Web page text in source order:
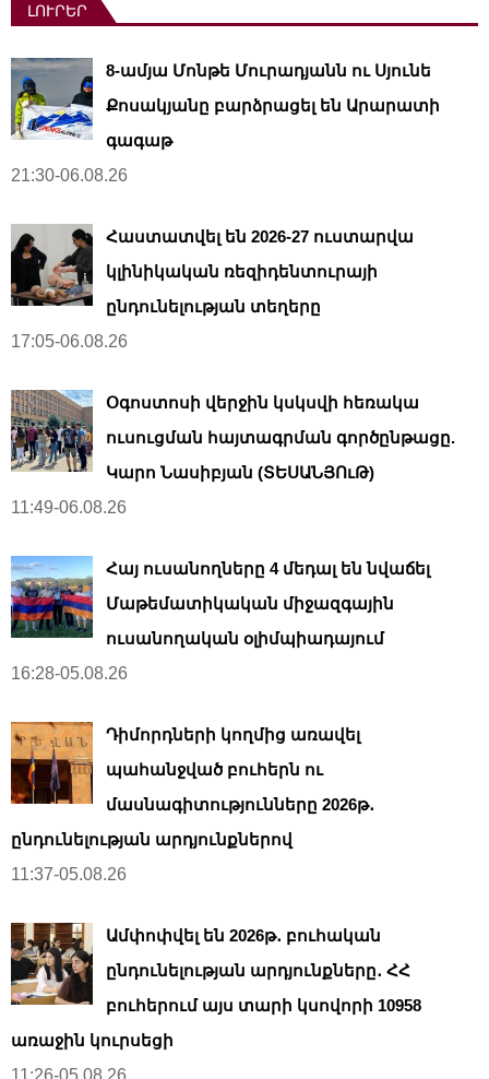
ԼՈՒՐԵՐ
8-ամյա Մոնթե Մուրադյանն ու Սյունե
Քոսակյանը բարձրացել են Արարատի
գագաթ
21:30-06.08.26
Հաստատվել են 2026-27 ուստարվա
կլինիկական ռեզիդենտուրայի
ընդունելության տեղերը
17:05-06.08.26
Օգոստոսի վերջին կսկսվի հեռակա
ուսուցման հայտագրման գործընթացը.
Կարո Նասիբյան (ՏԵՍԱՆՅՈւԹ)
11:49-06.08.26
Հայ ուսանողները 4 մեդալ են նվաճել
Մաթեմատիկական միջազգային
ուսանողական օլիմպիադայում
16:28-05.08.26
Դիմորդների կողմից առավել
պահանջված բուհերն ու
մասնագիտությունները 2026թ․
ընդունելության արդյունքներով
11:37-05.08.26
Ամփոփվել են 2026թ․ բուհական
ընդունելության արդյունքները․ ՀՀ
բուհերում այս տարի կսովորի 10958
առաջին կուրսեցի
11:26-05.08.26